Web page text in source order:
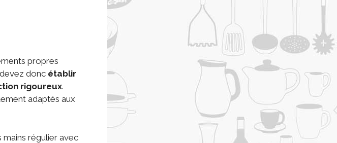
propres
donc établir
rigoureux.
adaptés aux
mains régulier avec